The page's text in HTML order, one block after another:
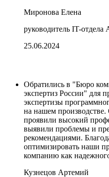
Миронова Елена
руководитель IT-
25.06.2024
Обратились в "Бюро
экспертиз России" для
экспертизы
на нашем
проявили высокий
выявили проблемы и
рекомендациями.
оптимизировать наши
компанию как
Кузнецов Артемий